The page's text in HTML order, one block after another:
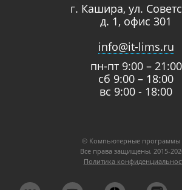
г. Кашира, ул.
д. 1, офис 301
info@it-lims.ru
пн-пт 9:00 – 21:00
сб 9:00 – 18:00
вс 9:00 - 18:00
© Компьютерные программы
Все права защищены. 2015-
Политика